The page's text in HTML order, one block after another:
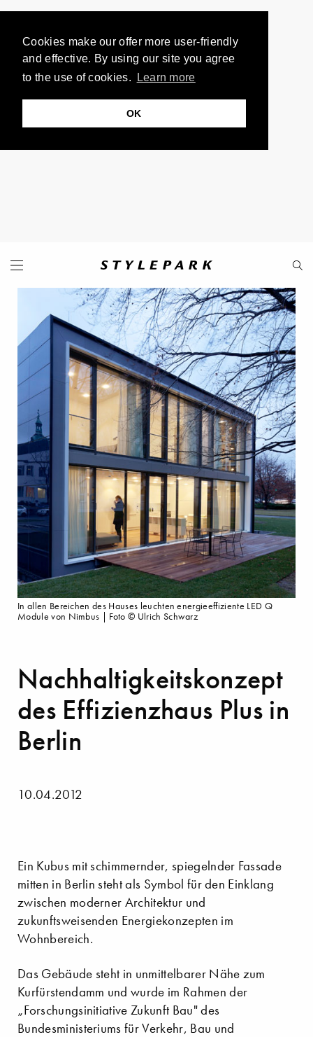
Cookies make our offer more user-friendly
and effective. By using our site you agree
to the use of cookies.
Learn more
OK
Nachhaltigkeitskonzept
des Effizienzhaus Plus in
Berlin
10.04.2012
Ein Kubus mit schimmernder, spiegelnder Fassade
mitten in Berlin steht als Symbol für den Einklang
zwischen moderner Architektur und
zukunftsweisenden Energie­konzepten im
Wohnbereich.
Das Gebäude steht in unmittelbarer Nähe zum
Kurfürstendamm und wurde im Rahmen der
„Forschungsinitiative Zukunft Bau" des
Bundesministeriums für Verkehr, Bau und
In allen Bereichen des Hauses leuchten energieeffiziente LED Q
Module von Nimbus | Foto © Ulrich Schwarz